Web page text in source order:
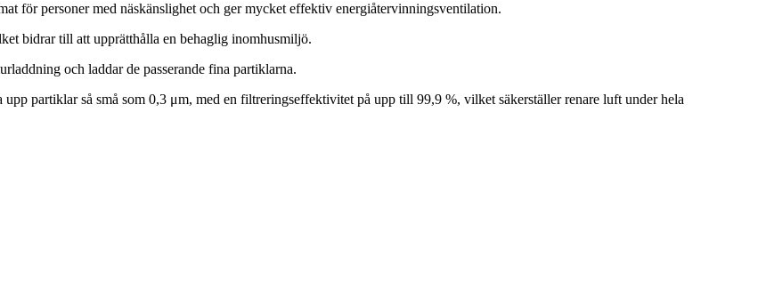
för personer med näskänslighet och ger mycket effektiv energiåtervinningsventilation.
bidrar till att upprätthålla en behaglig inomhusmiljö.
och laddar de passerande fina partiklarna.
partiklar så små som 0,3 μm, med en filtreringseffektivitet på upp till 99,9 %, vilket säkerställer renare luft under hela